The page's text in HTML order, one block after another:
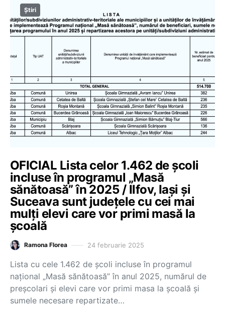
Știri
OFICIAL Lista celor 1.462 de școli
incluse în programul „Masă
sănătoasă” în 2025 / Ilfov, Iași și
Suceava sunt județele cu cei mai
mulți elevi care vor primi masă la
școală
Ramona Florea 24 februarie 2025
Lista cu cele 1.462 de școli incluse în programul
național „Masă sănătoasă” în anul 2025, numărul de
preșcolari și elevi care vor primi masa la școală și
sumele necesare repartizate…